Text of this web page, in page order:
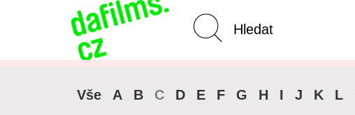
Pokročilé vyhledávání
Vše A B C D E F G H I J K L